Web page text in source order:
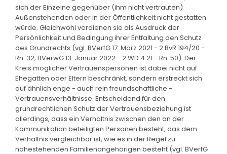
sich der Einzelne gegenüber (ihm nicht vertrauten)
Außenstehenden oder in der Öffentlichkeit nicht gestatten
würde. Gleichwohl verdienen sie als Ausdruck der
Persönlichkeit und Bedingung ihrer Entfaltung den Schutz
des Grundrechts (vgl. BVerfG 17. März 2021 - 2 BvR 194/20 -
Rn. 32; BVerwG 13. Januar 2022 - 2 WD 4.21 - Rn. 50). Der
Kreis möglicher Vertrauenspersonen ist dabei nicht auf
Ehegatten oder Eltern beschränkt, sondern erstreckt sich
auf ähnlich enge - auch rein freundschaftliche -
Vertrauensverhältnisse. Entscheidend für den
grundrechtlichen Schutz der Vertrauensbeziehung ist
allerdings, dass ein Verhältnis zwischen den an der
Kommunikation beteiligten Personen besteht, das dem
Verhältnis vergleichbar ist, wie es in der Regel zu
nahestehenden Familienangehörigen besteht (vgl. BVerfG